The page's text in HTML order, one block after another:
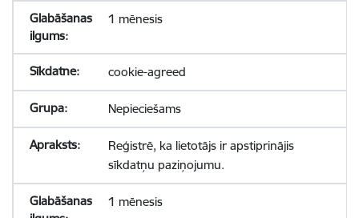
1 mēnesis
cookie-agreed
Nepieciešams
Reģistrē, ka lietotājs ir apstiprinājis
sīkdatņu paziņojumu.
1 mēnesis